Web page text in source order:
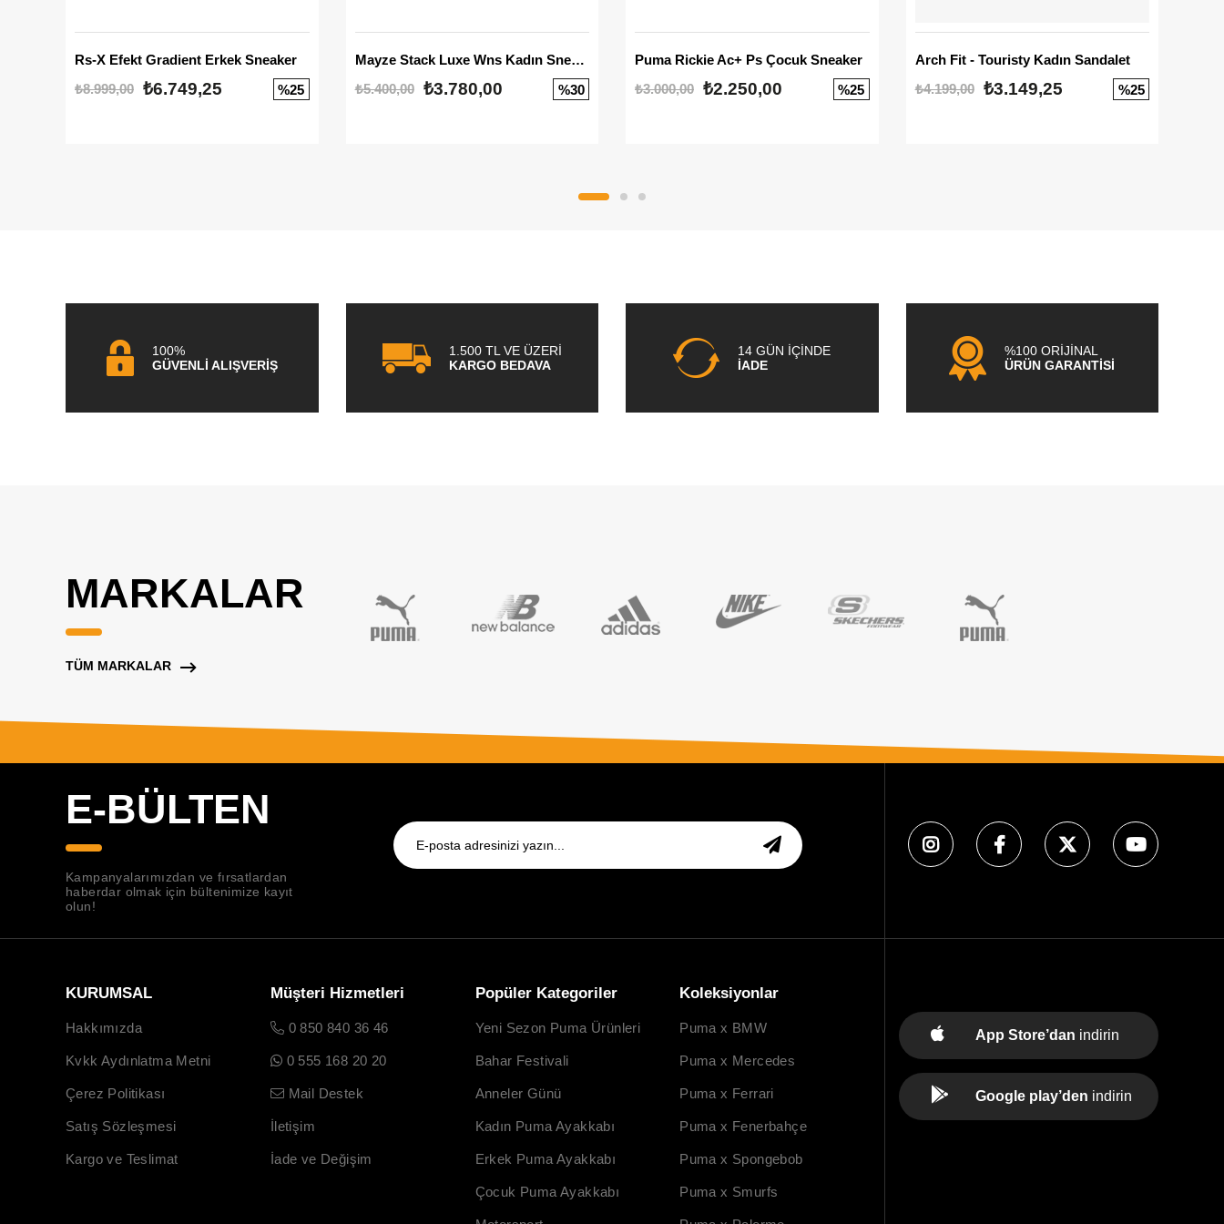
Rs-X Efekt Gradient Erkek Sneaker
₺8.999,00 ₺6.749,25 %25
Mayze Stack Luxe Wns Kadın Sneaker
₺5.400,00
₺3.780,00 %30
Puma Rickie Ac+ Ps Çocuk Sneaker
₺3.000,00 ₺2.250,00 %25
Arch Fit - Touristy Kadın Sandalet
₺4.199,00
₺3.149,25 %25
100%
GÜVENLİ ALIŞVERİŞ
1.500 TL VE ÜZERİ
KARGO BEDAVA
14 GÜN İÇİNDE
İADE
%100 ORİJİNAL
ÜRÜN GARANTİSİ
MARKALAR
TÜM MARKALAR
E-BÜLTEN
Kampanyalarımızdan ve fırsatlardan
haberdar olmak için bültenimize kayıt
olun!
KURUMSAL
Hakkımızda
Kvkk Aydınlatma Metni
Çerez Politikası
Satış Sözleşmesi
Kargo ve Teslimat
Müşteri Hizmetleri
0 850 840 36 46
0 555 168 20 20
Mail Destek
İletişim
İade ve Değişim
Popüler Kategoriler
Yeni Sezon Puma Ürünleri
Bahar Festivali
Anneler Günü
Kadın Puma Ayakkabı
Erkek Puma Ayakkabı
Çocuk Puma Ayakkabı
Koleksiyonlar
Puma x BMW
Puma x Mercedes
Puma x Ferrari
Puma x Fenerbahçe
Puma x Spongebob
Puma x Smurfs
App Store’dan indirin
Google play’den indirin